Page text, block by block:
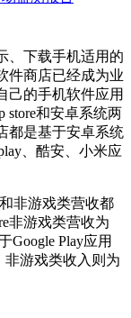
下载手机适用的
件商店已经成为业
己的手机软件应用
store和安卓系统两
都是基于安卓系统
、酷安、小米应
非游戏类营收都
非游戏类营收为
Google Play应用
非游戏类收入则为